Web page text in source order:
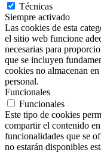
Técnicas
Siempre activado
Las cookies de esta
el sitio web funcione
necesarias para
que se incluyen
cookies no almacenan
personal.
Funcionales
Funcionales
Este tipo de cookies
compartir el contenido
funcionalidades que se
no estarán disponibles